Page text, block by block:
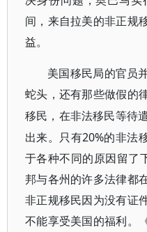
间，来自拉美的非正规
益。
美国移民局的官员
蛇头，还有那些做假的
移民，在非法移民等待
出来。只有20%的非法
于各种不同的原因留了
邦与各州的许多法律都
非正规移民因为没有证
不能享受美国的福利。